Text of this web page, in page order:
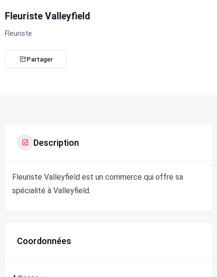
Fleuriste Valleyfield
Fleuriste
Partager
Description
Fleuriste Valleyfield est un commerce qui offre sa
spécialité à Valleyfield.
Coordonnées